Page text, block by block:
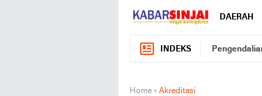
DAERAH
INDEKS
Home › Akreditasi